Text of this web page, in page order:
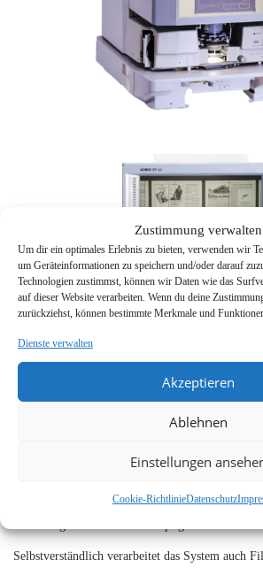
Zustimmung verwalten
Um dir ein optimales Erlebnis zu bieten, verwenden wir
um Geräteinformationen zu speichern und/oder darauf
Technologien zustimmst, können wir Daten wie das
auf dieser Website verarbeiten. Wenn du deine
zurückziehst, können bestimmte Merkmale und
Dienste verwalten
Akzeptieren
Ablehnen
Einstellungen
Cookie-RichtlinieDatenschutz
Bemerkenswert ist besonders die optionale
Bearbeitung im Rechner. So können sowohl
Halbtonbilder. Die hohe Imagequalität wird
Selbstverständlich verarbeitet das System auch